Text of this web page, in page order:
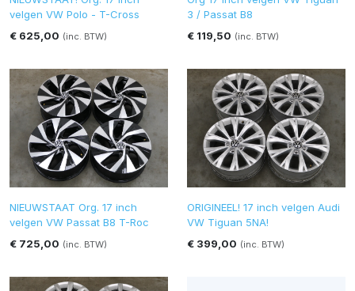
velgen VW Polo - T-Cross
€ 625,00 (inc. BTW)
3 / Passat B8
€ 119,50 (inc. BTW)
NIEUWSTAAT Org. 17 inch
velgen VW Passat B8 T-Roc
€ 725,00 (inc. BTW)
ORIGINEEL! 17 inch velgen Audi
VW Tiguan 5NA!
€ 399,00 (inc. BTW)